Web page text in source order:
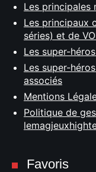
Les principales
Les principaux
séries) et de
Les super-
Les super-
associés
Mentions
Politique de
Favoris